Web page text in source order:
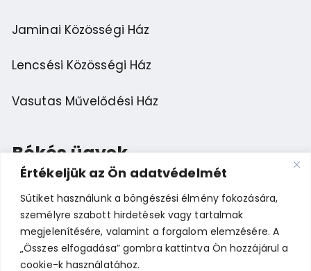
Értékeljük az Ön adatvédelmét
Sütiket használunk a böngészési élmény fokozására,
személyre szabott hirdetések vagy tartalmak
megjelenítésére, valamint a forgalom elemzésére. A
„Összes elfogadása” gombra kattintva Ön hozzájárul a
cookie-k használatához.
Jaminai Közösségi Ház
Lencsési Közösségi Ház
Vasutas Művelődési Ház
Békés ügyek
Esemény ajánlása
Bemutatkozás